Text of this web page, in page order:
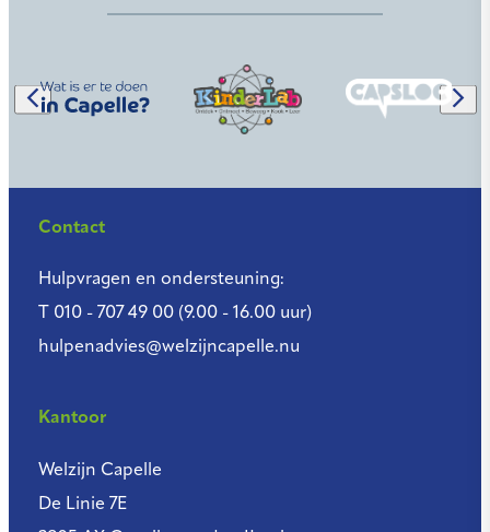
Contact
Hulpvragen en ondersteuning:
T 010 - 707 49 00 (9.00 - 16.00 uur)
hulpenadvies@welzijncapelle.nu
Kantoor
Welzijn Capelle
De Linie 7E